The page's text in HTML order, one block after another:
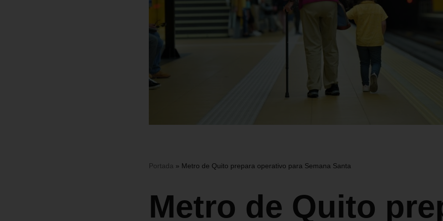
Portada » Metro de Quito prepara operativo para Semana Santa
Metro de Quito